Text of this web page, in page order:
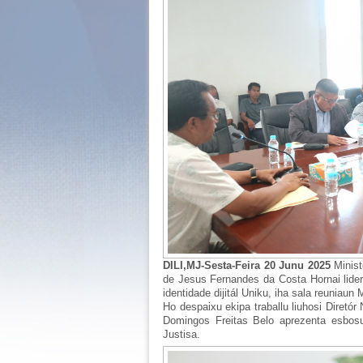
DILI,MJ-Sesta-Feira 20 Junu 2025
de Jesus Fernandes da Costa Hornai
identidade dijitál Uniku, iha sala reuniaun
Ho despaixu ekipa traballu liuhosi
Domingos Freitas Belo aprezenta
Justisa.